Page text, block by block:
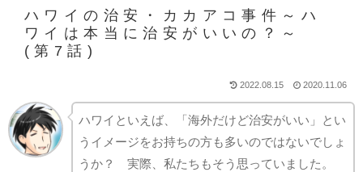
ハワイの治安・カカアコ事件～ハ
ワイは本当に治安がいいの？～
(第7話)
2022.08.15 2020.11.06
ハワイといえば、「海外だけど治安がいい」とい
うイメージをお持ちの方も多いのではないでしょ
うか？ 実際、私たちもそう思っていました。